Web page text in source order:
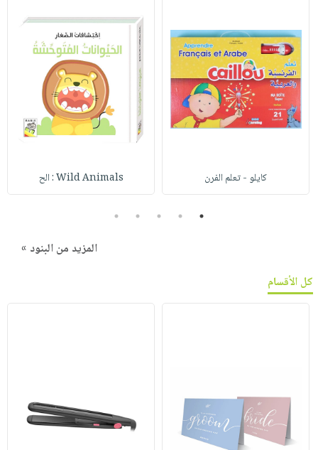
كايلو - تعلم الفرن Wild Animals : الح
1
2
3
4
5
المزيد من البنود »
كل الأقسام